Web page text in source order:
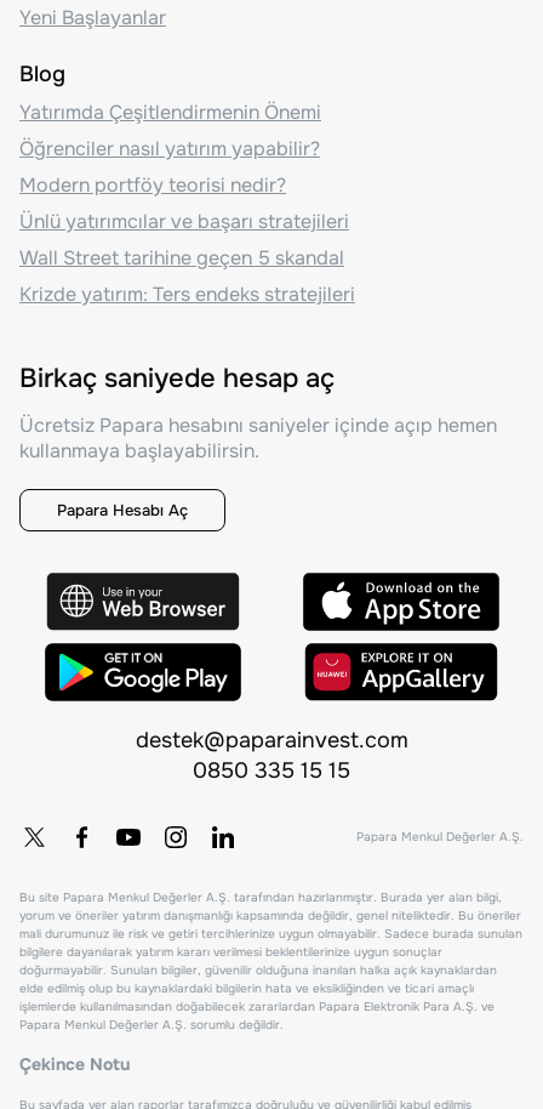
Yeni Başlayanlar
Blog
Yatırımda Çeşitlendirmenin Önemi
Öğrenciler nasıl yatırım yapabilir?
Modern portföy teorisi nedir?
Ünlü yatırımcılar ve başarı stratejileri
Wall Street tarihine geçen 5 skandal
Krizde yatırım: Ters endeks stratejileri
Birkaç saniyede hesap aç
Ücretsiz Papara hesabını saniyeler içinde açıp hemen
kullanmaya başlayabilirsin.
Papara Hesabı Aç
destek@paparainvest.com
0850 335 15 15
Papara Menkul Değerler A.Ş.
Bu site Papara Menkul Değerler A.Ş. tarafından hazırlanmıştır. Burada yer alan bilgi,
yorum ve öneriler yatırım danışmanlığı kapsamında değildir, genel niteliktedir. Bu öneriler
mali durumunuz ile risk ve getiri tercihlerinize uygun olmayabilir. Sadece burada sunulan
bilgilere dayanılarak yatırım kararı verilmesi beklentilerinize uygun sonuçlar
doğurmayabilir. Sunulan bilgiler, güvenilir olduğuna inanılan halka açık kaynaklardan
elde edilmiş olup bu kaynaklardaki bilgilerin hata ve eksikliğinden ve ticari amaçlı
işlemlerde kullanılmasından doğabilecek zararlardan Papara Elektronik Para A.Ş. ve
Papara Menkul Değerler A.Ş. sorumlu değildir.
Çekince Notu
Bu sayfada yer alan raporlar tarafımızca doğruluğu ve güvenilirliği kabul edilmiş